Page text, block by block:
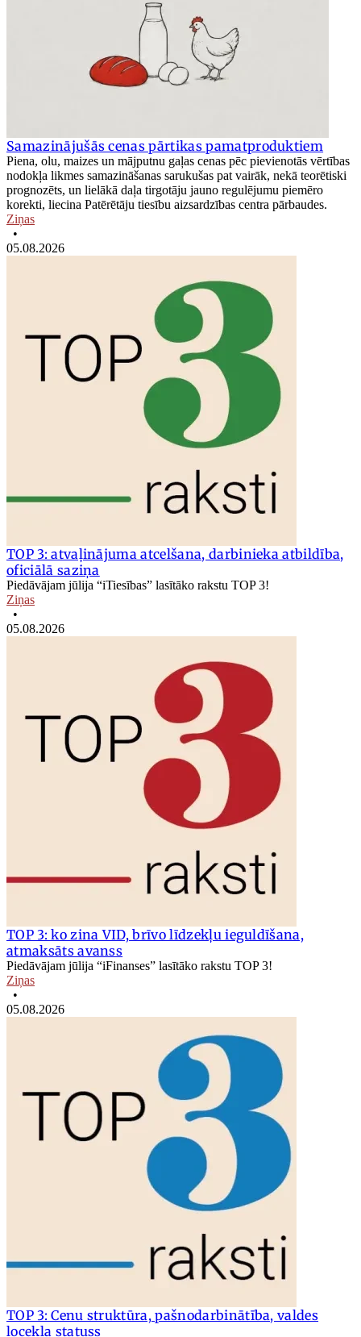
Samazinājušās cenas pārtikas pamatproduktiem
Piena, olu, maizes un mājputnu gaļas cenas pēc pievienotās vērtības
nodokļa likmes samazināšanas sarukušas pat vairāk, nekā teorētiski
prognozēts, un lielākā daļa tirgotāju jauno regulējumu piemēro
korekti, liecina Patērētāju tiesību aizsardzības centra pārbaudes.
Ziņas
•
05.08.2026
TOP 3: atvaļinājuma atcelšana, darbinieka atbildība,
oficiālā saziņa
Piedāvājam jūlija “iTiesības” lasītāko rakstu TOP 3!
Ziņas
•
05.08.2026
TOP 3: ko zina VID, brīvo līdzekļu ieguldīšana,
atmaksāts avanss
Piedāvājam jūlija “iFinanses” lasītāko rakstu TOP 3!
Ziņas
•
05.08.2026
TOP 3: Cenu struktūra, pašnodarbinātība, valdes
locekļa statuss